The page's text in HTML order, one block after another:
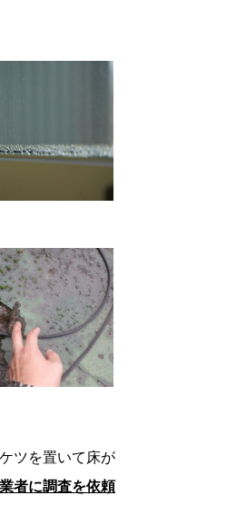
ツを置いて床が
者に調査を依頼